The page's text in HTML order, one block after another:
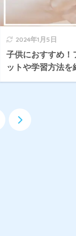
2024年1月5日
子供におすすめ！
ットや学習方法を